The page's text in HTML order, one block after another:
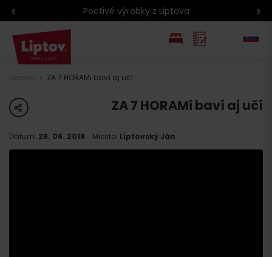
Poctivé výrobky z Liptova
ZA 7 HORAMi baví aj učí
share ZA 7 HORAMi baví aj učí
Dátum: 26. 06. 2018 Miesto: Liptovský Ján